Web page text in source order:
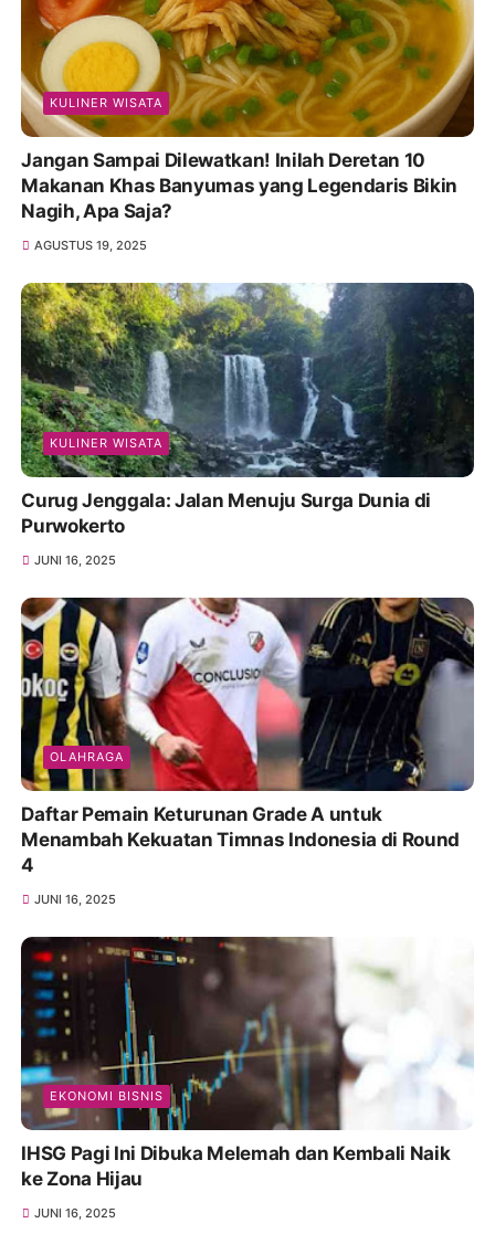
KULINER WISATA
Jangan Sampai Dilewatkan! Inilah Deretan 10
Makanan Khas Banyumas yang Legendaris Bikin
Nagih, Apa Saja?
AGUSTUS 19, 2025
KULINER WISATA
Curug Jenggala: Jalan Menuju Surga Dunia di
Purwokerto
JUNI 16, 2025
OLAHRAGA
Daftar Pemain Keturunan Grade A untuk
Menambah Kekuatan Timnas Indonesia di Round
4
JUNI 16, 2025
EKONOMI BISNIS
IHSG Pagi Ini Dibuka Melemah dan Kembali Naik
ke Zona Hijau
JUNI 16, 2025